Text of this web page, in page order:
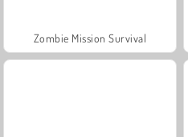
Zombie Mission Survival